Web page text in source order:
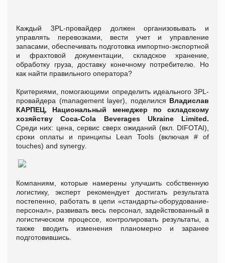
Каждый 3PL-провайдер должен организовывать и
управлять перевозками, вести учет и управление
запасами, обеспечивать подготовка импортно-экспортной
и фрахтовой документации, складское хранение,
обработку груза, доставку конечному потребителю. Но
как найти правильного оператора?
Критериями, помогающими определить идеального 3PL-
провайдера (management layer), поделился Владислав
КАРПЕЦ, Национальный менеджер по складскому
хозяйству Coca-Cola Beverages Ukraine Limited.
Среди них: цена, сервис сверх ожиданий (вкл. DIFOTAI),
сроки оплаты и принципы Lean Tools (включая # of
touches) and synergy.
Компаниям, которые намерены улучшить собственную
логистику, эксперт рекомендует достигать результата
постепенно, работать в цепи «стандарты-оборудование-
персонал», развивать весь персонал, задействованный в
логистическом процессе, контролировать результаты, а
также вводить изменения планомерно и заранее
подготовившись.